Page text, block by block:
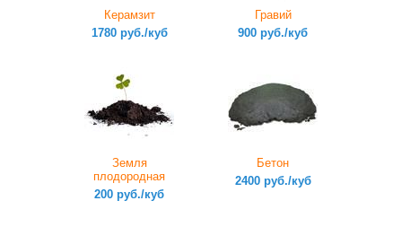
Керамзит
1780 руб./куб
Гравий
900 руб./куб
Земля
плодородная
200 руб./куб
Бетон
2400 руб./куб